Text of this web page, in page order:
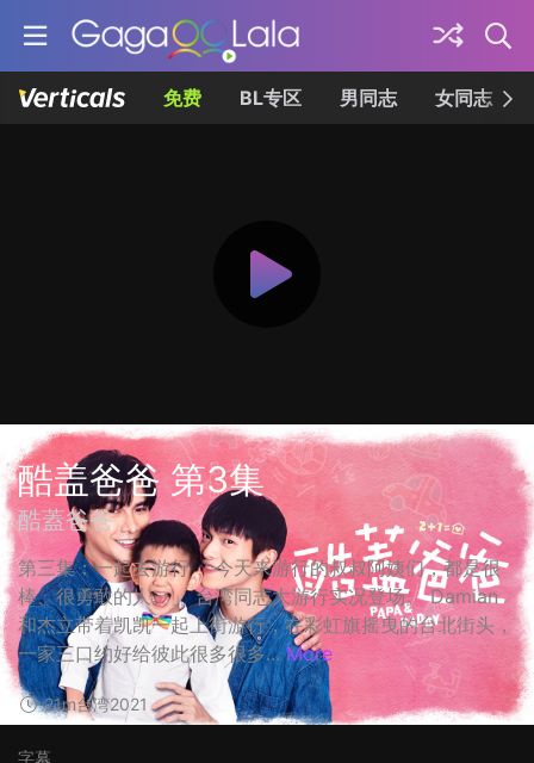
免费 BL专区 男同志 女同志
酷盖爸爸 第3集
酷蓋爸爸
第三集：一起去游行 「今天来游行的叔叔阿姨们，都是很
棒、很勇敢的人。」 台湾同志大游行实况登场。 Damian
和杰立带着凯凯一起上街游行，在彩虹旗摇曳的台北街头，
一家三口约好给彼此很多很多... More
21m台湾2021
字幕